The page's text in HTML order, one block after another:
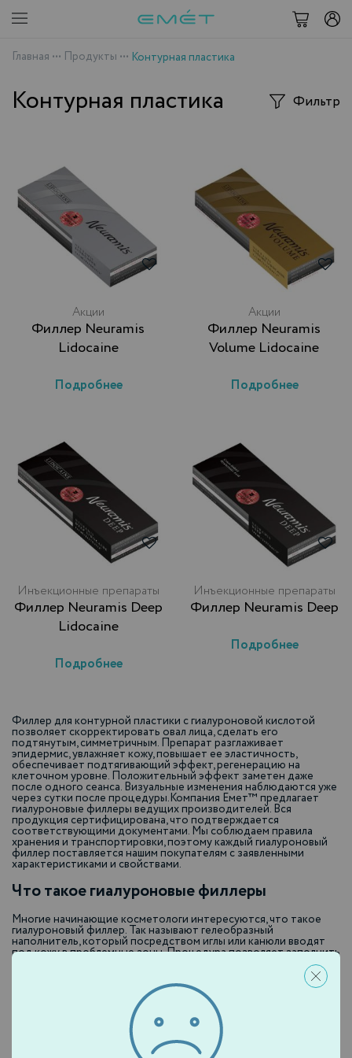
Главная ••• Продукты ••• Контурная пластика
Контурная пластика Фильтр
Акции
Филлер Neuramis
Lidocaine
Подробнее
Акции
Филлер Neuramis
Volume Lidocaine
Подробнее
Инъекционные препараты
Филлер Neuramis Deep
Lidocaine
Подробнее
Инъекционные препараты
Филлер Neuramis Deep
Подробнее
Филлер для контурной пластики с гиалуроновой кислотой
позволяет скорректировать овал лица, сделать его
подтянутым, симметричным. Препарат разглаживает
эпидермис, увлажняет кожу, повышает ее эластичность,
обеспечивает подтягивающий эффект, регенерацию на
клеточном уровне. Положительный эффект заметен даже
после одного сеанса. Визуальные изменения наблюдаются уже
через сутки после процедуры.Компания Емет™ предлагает
гиалуроновые филлеры ведущих производителей. Вся
продукция сертифицирована, что подтверждается
соответствующими документами. Мы соблюдаем правила
хранения и транспортировки, поэтому каждый гиалуроновый
филлер поставляется нашим покупателям с заявленными
характеристиками и свойствами.
Что такое гиалуроновые филлеры
Многие начинающие косметологи интересуются, что такое
гиалуроновый филлер. Так называют гелеобразный
наполнитель, который посредством иглы или канюли вводят
под кожу в проблемные зоны. Процедура позволяет заполнить
объем, устранить излом и морщины, добиться омоложения
филлер (инъекции) в область межбровных и носогубных
складок, под глаза, в скулы.
Как работают филлеры для контурной